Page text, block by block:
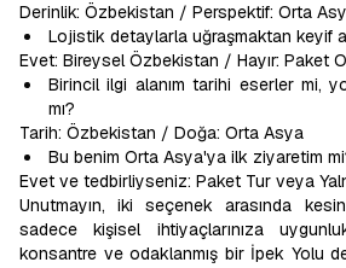
Derinlik: Özbekistan / Perspektif: Orta
Lojistik detaylarla uğraşmaktan keyif
Evet: Bireysel Özbekistan / Hayır: Paket
Birincil ilgi alanım tarihi eserler mi,
mı?
Tarih: Özbekistan / Doğa: Orta Asya
Bu benim Orta Asya'ya ilk ziyaretim
Evet ve tedbirliyseniz: Paket Tur veya
Unutmayın, iki seçenek arasında
sadece kişisel ihtiyaçlarınıza
konsantre ve odaklanmış bir İpek Yolu